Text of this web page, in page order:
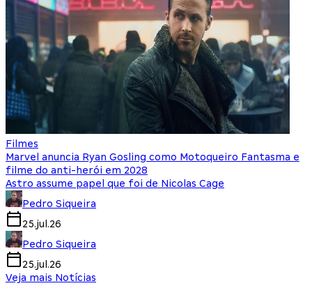
Filmes
Marvel anuncia Ryan Gosling como Motoqueiro Fantasma e
filme do anti-herói em 2028
Astro assume papel que foi de Nicolas Cage
Pedro Siqueira
25.jul.26
Pedro Siqueira
25.jul.26
Veja mais Notícias